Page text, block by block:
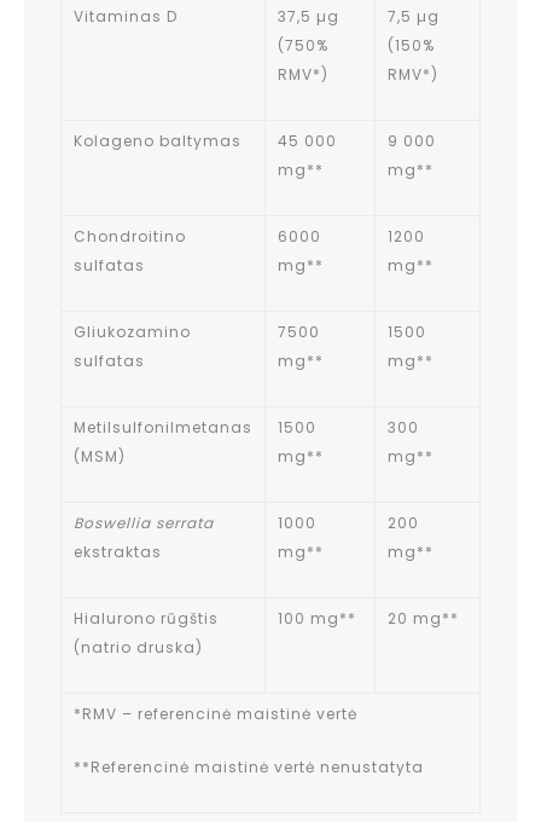
Vitaminas D
37,5 µg
(750%
RMV*)
7,5 µg
(150%
RMV*)
Kolageno baltymas
45 000
mg**
9 000
mg**
Chondroitino
sulfatas
6000
mg**
1200
mg**
Gliukozamino
sulfatas
7500
mg**
1500
mg**
Metilsulfonilmetanas
(MSM)
1500
mg**
300
mg**
Boswellia serrata
ekstraktas
1000
mg**
200
mg**
Hialurono rūgštis
(natrio druska)
100 mg** 20 mg**
*RMV – referencinė maistinė vertė
**Referencinė maistinė vertė nenustatyta